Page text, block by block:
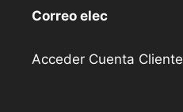
Correo elec
Acceder Cuenta Cliente